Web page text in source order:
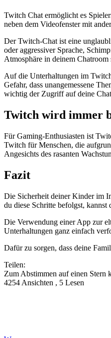
Twitch Chat ermöglicht es
neben dem Videofenster mit
Der Twitch-Chat ist eine
oder aggressiver Sprache,
Atmosphäre in deinem
Auf die Unterhaltungen im
Gefahr, dass unangemessene
wichtig der Zugriff auf deine
Twitch wird immer
Für Gaming-Enthusiasten ist
Twitch für Menschen, die
Angesichts des rasanten
Fazit
Die Sicherheit deiner Kinder im
du diese Schritte befolgst,
Die Verwendung einer App zur
Unterhaltungen ganz einfach
Dafür zu sorgen, dass deine
Teilen:
Zum Abstimmen auf einen Stern
4254 Ansichten , 5 Lesen